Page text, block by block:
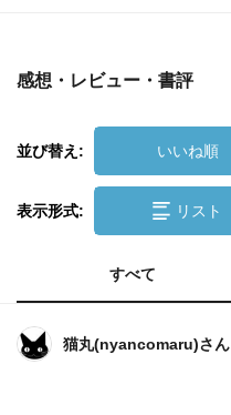
感想・レビュー・書評
並び替え: いいね順
表示形式: リスト
すべて
猫丸(nyancomaru)さん